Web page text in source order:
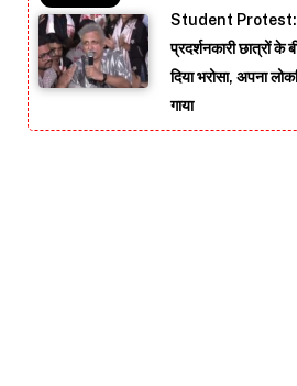
Student Protest:
प्रदर्शनकारी छात्रों
दिया भरोसा, अपना
गाया